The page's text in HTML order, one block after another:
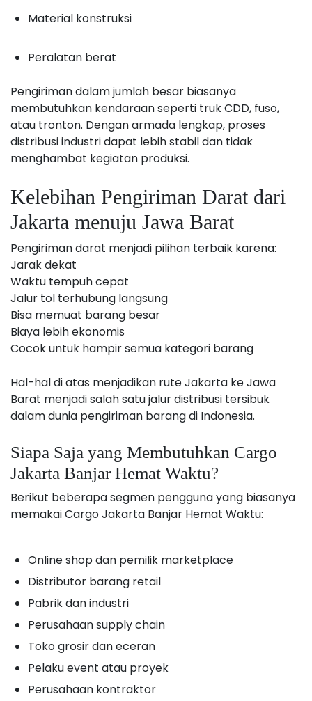
Material konstruksi
Peralatan berat
Pengiriman dalam jumlah besar biasanya
membutuhkan kendaraan seperti truk CDD, fuso,
atau tronton. Dengan armada lengkap, proses
distribusi industri dapat lebih stabil dan tidak
menghambat kegiatan produksi.
Kelebihan Pengiriman Darat dari
Jakarta menuju Jawa Barat
Pengiriman darat menjadi pilihan terbaik karena:
Jarak dekat
Waktu tempuh cepat
Jalur tol terhubung langsung
Bisa memuat barang besar
Biaya lebih ekonomis
Cocok untuk hampir semua kategori barang
Hal-hal di atas menjadikan rute Jakarta ke Jawa
Barat menjadi salah satu jalur distribusi tersibuk
dalam dunia pengiriman barang di Indonesia.
Siapa Saja yang Membutuhkan Cargo
Jakarta Banjar Hemat Waktu?
Berikut beberapa segmen pengguna yang biasanya
memakai Cargo Jakarta Banjar Hemat Waktu:
Online shop dan pemilik marketplace
Distributor barang retail
Pabrik dan industri
Perusahaan supply chain
Toko grosir dan eceran
Pelaku event atau proyek
Perusahaan kontraktor